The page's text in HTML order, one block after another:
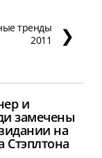
тренды
2011
❯
и
замечены
на
Стэплтона